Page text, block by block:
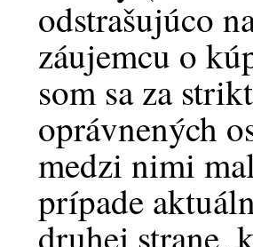
odstrašujúco
záujemcu o
som sa za
oprávnených
medzi nimi
prípade
druhej strane,